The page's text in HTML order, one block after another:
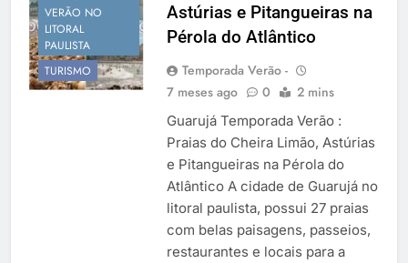
Temporada Verão 2027
VERÃO NO
LITORAL
PAULISTA
TURISMO
Astúrias e Pitangueiras na
Pérola do Atlântico
Temporada Verão -
7 meses ago
0 2 mins
Guarujá Temporada Verão :
Praias do Cheira Limão, Astúrias
e Pitangueiras na Pérola do
Atlântico A cidade de Guarujá no
litoral paulista, possui 27 praias
com belas paisagens, passeios,
restaurantes e locais para a